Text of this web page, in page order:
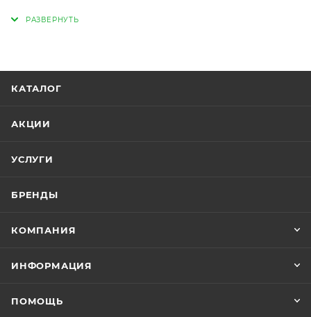
долговечность, атмосферостойкость;
Эмаль удобна в окраске, так как защищена от
КАТАЛОГ
АКЦИИ
УСЛУГИ
БРЕНДЫ
КОМПАНИЯ
ИНФОРМАЦИЯ
ПОМОЩЬ